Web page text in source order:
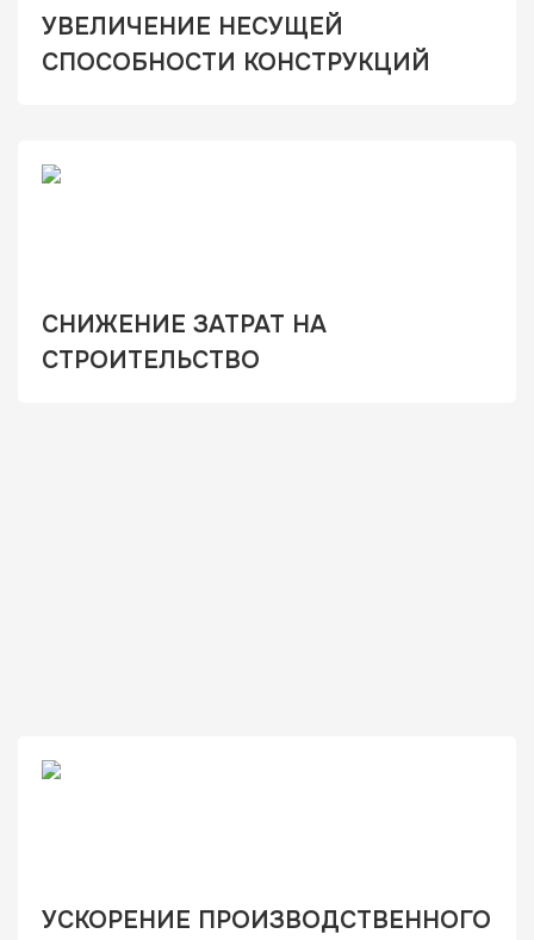
УВЕЛИЧЕНИЕ НЕСУЩЕЙ
СПОСОБНОСТИ КОНСТРУКЦИЙ
СНИЖЕНИЕ ЗАТРАТ НА
СТРОИТЕЛЬСТВО
УСКОРЕНИЕ ПРОИЗВОДСТВЕННОГО